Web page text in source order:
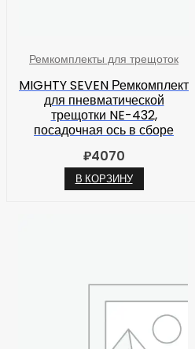
Ремкомплекты для трещоток
MIGHTY SEVEN Ремкомплект
для пневматической
трещотки NE-432,
посадочная ось в сборе
₽4070
В КОРЗИНУ